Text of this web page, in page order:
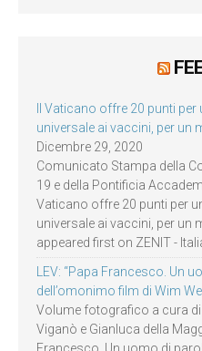
Il Vaticano offre 20 punti
universale ai vaccini, per un
Dicembre 29, 2020
Comunicato Stampa della
19 e della Pontificia
Vaticano offre 20 punti per
universale ai vaccini, per un
appeared first on ZENIT -
LEV: “Papa Francesco. Un
dell’omonimo film di Wim
Volume fotografico a cura
Viganò e Gianluca della